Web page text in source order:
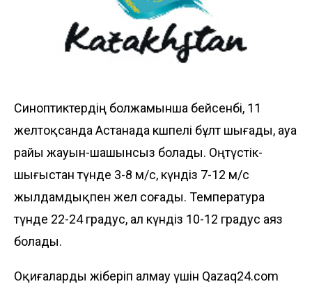
Синоптиктердің болжамынша бейсенбі, 11
желтоқсанда Астанада көшпелі бұлт шығады, ауа
райы жауын-шашынсыз болады. Оңтүстік-
шығыстан түнде 3-8 м/с, күндіз 7-12 м/с
жылдамдықпен жел соғады. Температура
түнде 22-24 градус, ал күндіз 10-12 градус аяз
болады.
Оқиғаларды жіберіп алмау үшін Qazaq24.com